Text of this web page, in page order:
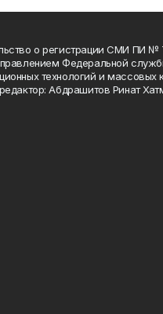
о регистрации СМИ ПИ №
Федеральной
технологий и массовых
Абдрашитов Ринат